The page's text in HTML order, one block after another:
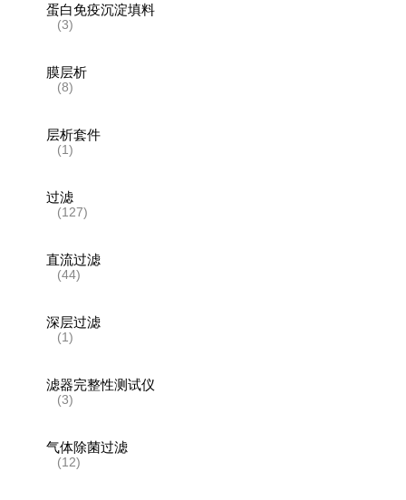
蛋白免疫沉淀填料
(3)
膜层析
(8)
层析套件
(1)
过滤
(127)
直流过滤
(44)
深层过滤
(1)
滤器完整性测试仪
(3)
气体除菌过滤
(12)